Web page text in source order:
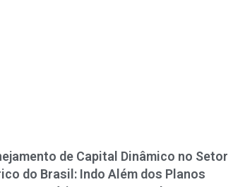
de Capital Dinâmico no Setor
do Brasil: Indo Além dos Planos